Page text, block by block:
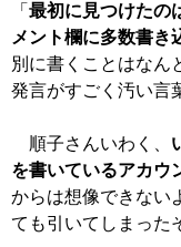
「 最初に見つけたの
メント欄に多数書き
別に書くことはなん
発言がすごく汚い言
順子さんいわく、
を書いているアカウ
からは想像できない
ても引いてしまった